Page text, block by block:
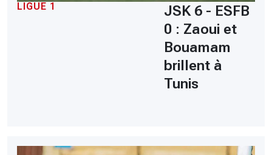
LIGUE 1
JSK 6 - ESFB
0 : Zaoui et
Bouamam
brillent à
Tunis